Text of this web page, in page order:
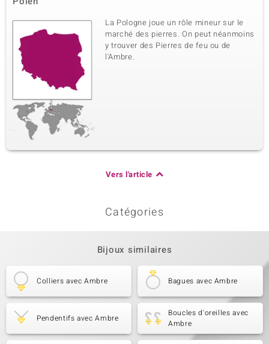
La Pologne joue un rôle mineur sur le
marché des pierres. On peut néanmoins
y trouver des Pierres de feu ou de
l'Ambre.
Vers l'article
Catégories
Bijoux similaires
Colliers avec Ambre Bagues avec Ambre
Pendentifs avec Ambre
Boucles d'oreilles avec
Ambre